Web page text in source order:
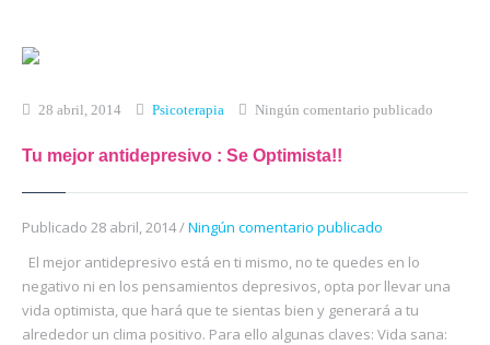
Inicio
Tienda Online
Blog
Contacto
28 abril, 2014 Psicoterapia Ningún comentario publicado
Tu mejor antidepresivo : Se Optimista!!
Publicado 28 abril, 2014 /Ningún comentario publicado
El mejor antidepresivo está en ti mismo, no te quedes en lo
negativo ni en los pensamientos depresivos, opta por llevar una
vida optimista, que hará que te sientas bien y generará a tu
alrededor un clima positivo. Para ello algunas claves: Vida sana: